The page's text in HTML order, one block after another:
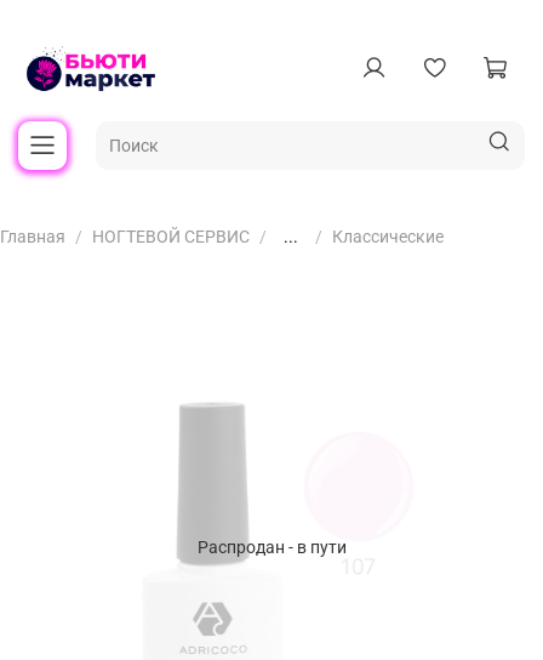
Главная НОГТЕВОЙ СЕРВИС ... Классические
Распродан - в пути